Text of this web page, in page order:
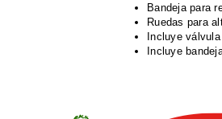
Bandeja para
Ruedas para
Incluye
Incluye